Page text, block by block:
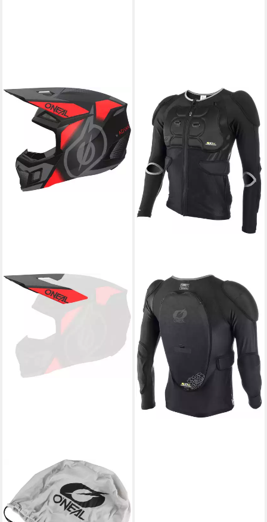
O’NEAL
Motocrosshelm 3SRS Vision
Motocross Helm
70,40 € 159,99 €
O’NEAL
Protektorenjacke BP
Protektorenjacke,
protektoren
ab 85,49 €
-57%
lieferbar - in 2-3 Werktagen bei dir